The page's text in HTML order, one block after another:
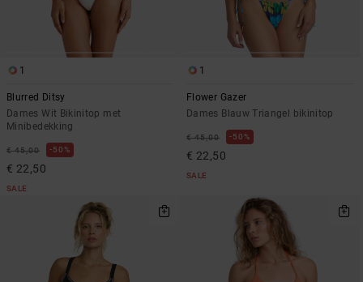
1
Blurred Ditsy
Dames Wit Bikinitop met
Minibedekking
€ 45,00 50%
€ 22,50
SALE
1
Flower Gazer
Dames Blauw Triangel bikinitop
€ 45,00 50%
€ 22,50
SALE